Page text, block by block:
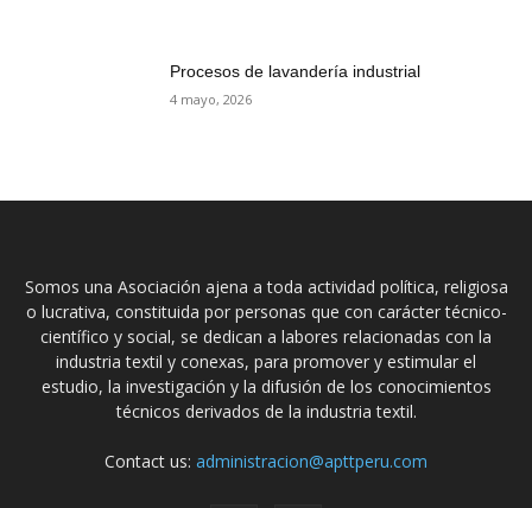
Procesos de lavandería industrial
4 mayo, 2026
Somos una Asociación ajena a toda actividad política, religiosa
o lucrativa, constituida por personas que con carácter técnico-
científico y social, se dedican a labores relacionadas con la
industria textil y conexas, para promover y estimular el
estudio, la investigación y la difusión de los conocimientos
técnicos derivados de la industria textil.
Contact us: administracion@apttperu.com